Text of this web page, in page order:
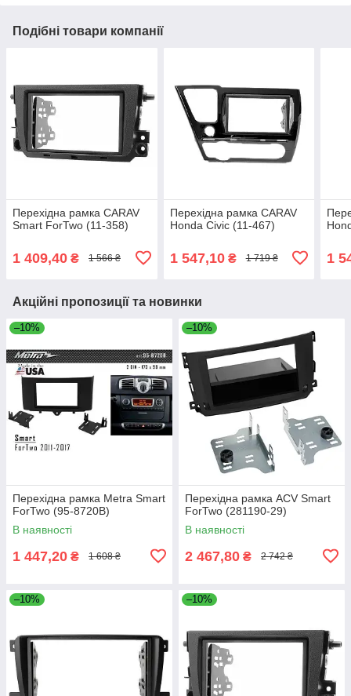
Подібні товари компанії
Перехідна рамка CARAV
Smart ForTwo (11-358)
1 409,40 ₴ 1 566 ₴
Перехідна рамка CARAV
Honda Civic (11-467)
1 547,10₴ 1 719 ₴ 1
Акційні пропозиції та новинки
–10%
Перехідна рамка Metra Smart
ForTwo (95-8720B)
В наявності
1 447,20 ₴ 1 608 ₴
–10%
Перехідна рамка ACV Smart
ForTwo (281190-29)
В наявності
2 467,80 ₴ 2 742 ₴
–10% –10%